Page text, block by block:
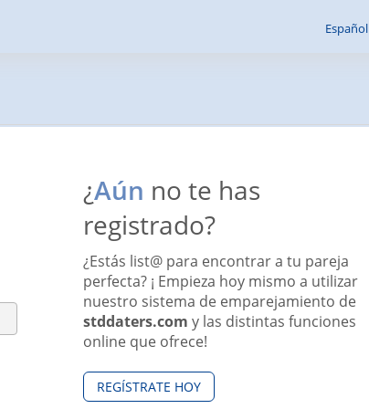
Español
¿Aún no te has
registrado?
¿Estás list@ para encontrar a tu pareja
perfecta? ¡ Empieza hoy mismo a utilizar
nuestro sistema de emparejamiento de
stddaters.com y las distintas funciones
online que ofrece!
REGÍSTRATE HOY